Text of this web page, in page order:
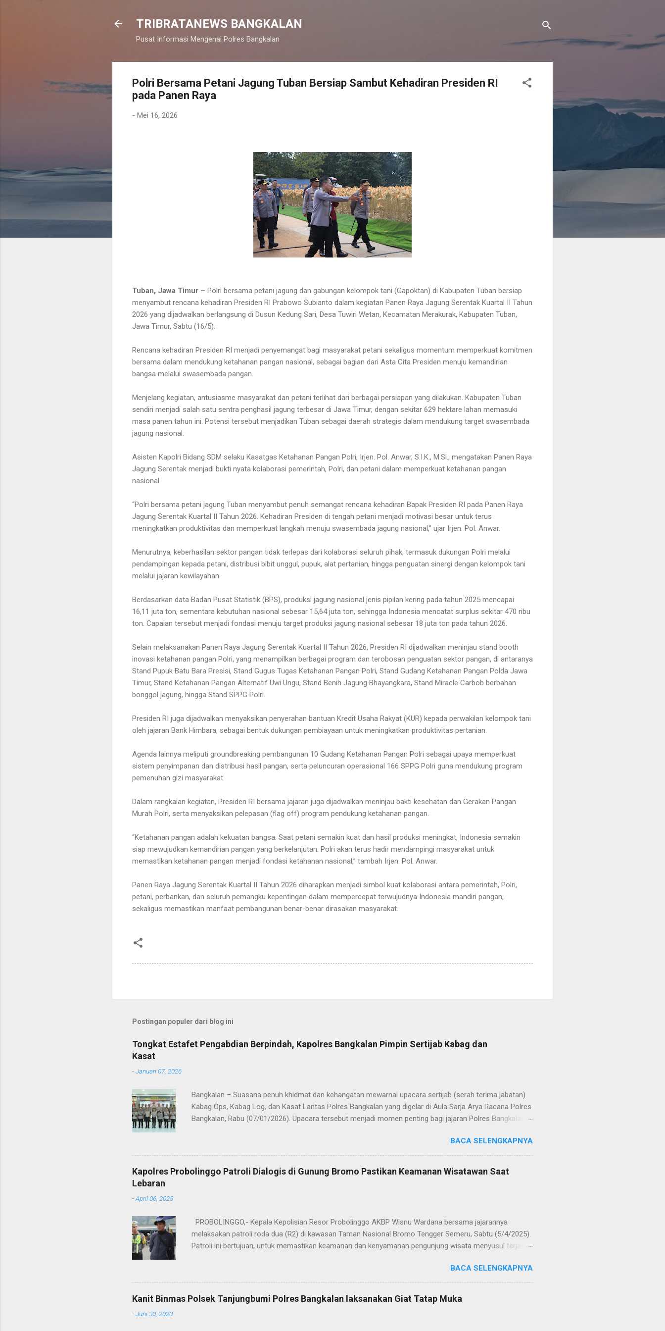
TRIBRATANEWS BANGKALAN
Pusat Informasi Mengenai Polres Bangkalan
Polri Bersama Petani Jagung Tuban Bersiap Sambut Kehadiran Presiden RI
pada Panen Raya
- Mei 16, 2026
Tuban, Jawa Timur – Polri bersama petani jagung dan gabungan kelompok tani (Gapoktan) di Kabupaten Tuban bersiap
menyambut rencana kehadiran Presiden RI Prabowo Subianto dalam kegiatan Panen Raya Jagung Serentak Kuartal II Tahun
2026 yang dijadwalkan berlangsung di Dusun Kedung Sari, Desa Tuwiri Wetan, Kecamatan Merakurak, Kabupaten Tuban,
Jawa Timur, Sabtu (16/5).
Rencana kehadiran Presiden RI menjadi penyemangat bagi masyarakat petani sekaligus momentum memperkuat komitmen
bersama dalam mendukung ketahanan pangan nasional, sebagai bagian dari Asta Cita Presiden menuju kemandirian
bangsa melalui swasembada pangan.
Menjelang kegiatan, antusiasme masyarakat dan petani terlihat dari berbagai persiapan yang dilakukan. Kabupaten Tuban
sendiri menjadi salah satu sentra penghasil jagung terbesar di Jawa Timur, dengan sekitar 629 hektare lahan memasuki
masa panen tahun ini. Potensi tersebut menjadikan Tuban sebagai daerah strategis dalam mendukung target swasembada
jagung nasional.
Asisten Kapolri Bidang SDM selaku Kasatgas Ketahanan Pangan Polri, Irjen. Pol. Anwar, S.I.K., M.Si., mengatakan Panen Raya
Jagung Serentak menjadi bukti nyata kolaborasi pemerintah, Polri, dan petani dalam memperkuat ketahanan pangan
nasional.
“Polri bersama petani jagung Tuban menyambut penuh semangat rencana kehadiran Bapak Presiden RI pada Panen Raya
Jagung Serentak Kuartal II Tahun 2026. Kehadiran Presiden di tengah petani menjadi motivasi besar untuk terus
meningkatkan produktivitas dan memperkuat langkah menuju swasembada jagung nasional,” ujar Irjen. Pol. Anwar.
Menurutnya, keberhasilan sektor pangan tidak terlepas dari kolaborasi seluruh pihak, termasuk dukungan Polri melalui
pendampingan kepada petani, distribusi bibit unggul, pupuk, alat pertanian, hingga penguatan sinergi dengan kelompok tani
melalui jajaran kewilayahan.
Berdasarkan data Badan Pusat Statistik (BPS), produksi jagung nasional jenis pipilan kering pada tahun 2025 mencapai
16,11 juta ton, sementara kebutuhan nasional sebesar 15,64 juta ton, sehingga Indonesia mencatat surplus sekitar 470 ribu
ton. Capaian tersebut menjadi fondasi menuju target produksi jagung nasional sebesar 18 juta ton pada tahun 2026.
Selain melaksanakan Panen Raya Jagung Serentak Kuartal II Tahun 2026, Presiden RI dijadwalkan meninjau stand booth
inovasi ketahanan pangan Polri, yang menampilkan berbagai program dan terobosan penguatan sektor pangan, di antaranya
Stand Pupuk Batu Bara Presisi, Stand Gugus Tugas Ketahanan Pangan Polri, Stand Gudang Ketahanan Pangan Polda Jawa
Timur, Stand Ketahanan Pangan Alternatif Uwi Ungu, Stand Benih Jagung Bhayangkara, Stand Miracle Carbob berbahan
bonggol jagung, hingga Stand SPPG Polri.
Presiden RI juga dijadwalkan menyaksikan penyerahan bantuan Kredit Usaha Rakyat (KUR) kepada perwakilan kelompok tani
oleh jajaran Bank Himbara, sebagai bentuk dukungan pembiayaan untuk meningkatkan produktivitas pertanian.
Agenda lainnya meliputi groundbreaking pembangunan 10 Gudang Ketahanan Pangan Polri sebagai upaya memperkuat
sistem penyimpanan dan distribusi hasil pangan, serta peluncuran operasional 166 SPPG Polri guna mendukung program
pemenuhan gizi masyarakat.
Dalam rangkaian kegiatan, Presiden RI bersama jajaran juga dijadwalkan meninjau bakti kesehatan dan Gerakan Pangan
Murah Polri, serta menyaksikan pelepasan (flag off) program pendukung ketahanan pangan.
“Ketahanan pangan adalah kekuatan bangsa. Saat petani semakin kuat dan hasil produksi meningkat, Indonesia semakin
siap mewujudkan kemandirian pangan yang berkelanjutan. Polri akan terus hadir mendampingi masyarakat untuk
memastikan ketahanan pangan menjadi fondasi ketahanan nasional,” tambah Irjen. Pol. Anwar.
Panen Raya Jagung Serentak Kuartal II Tahun 2026 diharapkan menjadi simbol kuat kolaborasi antara pemerintah, Polri,
petani, perbankan, dan seluruh pemangku kepentingan dalam mempercepat terwujudnya Indonesia mandiri pangan,
sekaligus memastikan manfaat pembangunan benar-benar dirasakan masyarakat.
Postingan populer dari blog ini
Tongkat Estafet Pengabdian Berpindah, Kapolres Bangkalan Pimpin Sertijab Kabag dan
Kasat
-Januari 07, 2026
Bangkalan – Suasana penuh khidmat dan kehangatan mewarnai upacara sertijab (serah terima jabatan)
Kabag Ops, Kabag Log, dan Kasat Lantas Polres Bangkalan yang digelar di Aula Sarja Arya Racana Polres
Bangkalan, Rabu (07/01/2026). Upacara tersebut menjadi momen penting bagi jajaran Polres Bangkalan,
kesinambungan pengabdian kepada masyarakat. Dalam sertijab tersebut, KOMPOL Hery Kusnanto, S.H.,
M.H. resmi menyerahkan jabatan Kabag Log Polres Bangkalan untuk mengemban amanah baru sebagai
Wakapolres Sampang. Jabatan Kabag Log Polres Bangkalan selanjutnya dijabat oleh KOMPOL Moch.
Rifai, S.H., M.H. , yang sebelumnya mengemban tugas sebagai Kabag Ops Polres Bangkalan. Sementara
BACA SELENGKAPNYA
Kapolres Probolinggo Patroli Dialogis di Gunung Bromo Pastikan Keamanan Wisatawan Saat
Lebaran
-April 06, 2025
PROBOLINGGO,- Kepala Kepolisian Resor Probolinggo AKBP Wisnu Wardana bersama jajarannya
melaksakan patroli roda dua (R2) di kawasan Taman Nasional Bromo Tengger Semeru, Sabtu (5/4/2025).
Patroli ini bertujuan, untuk memastikan keamanan dan kenyamanan pengunjung wisata menyusul terjadi
mengantisipasi hal-hal yang tidak kita inginkan, seiring dengan jumlah pengunjung yang semakin
meningkat selama libur Lebaran," kata AKBP Wisnu Wardana. Kapolres Probolinggo menegaskan, bahwa
pihaknya melakukan hal ini sebagai langkah antisipasi untuk memastikan situasi tetap kondusif. Ia juga
menekankan pentingnya keselamatan, terutama bagi pengunjung yang membawa anak-anak. "Kami ingin
BACA SELENGKAPNYA
Kanit Binmas Polsek Tanjungbumi Polres Bangkalan laksanakan Giat Tatap Muka
-Juni 30, 2020